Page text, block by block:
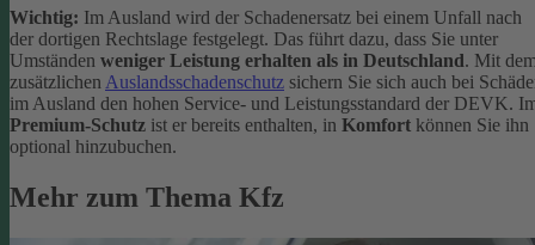
Wichtig: Im Ausland wird der Schadenersatz bei einem Unfall nach
der dortigen Rechtslage festgelegt. Das führt dazu, dass Sie unter
Umständen weniger Leistung erhalten als in Deutschland. Mit
zusätzlichenAuslandsschadenschutz sichern Sie sich auch bei
im Ausland den hohen Service- und Leistungsstandard der DEVK.
Premium-Schutz ist er bereits enthalten, in Komfort können Sie ihn
optional hinzubuchen.
Mehr zum Thema Kfz